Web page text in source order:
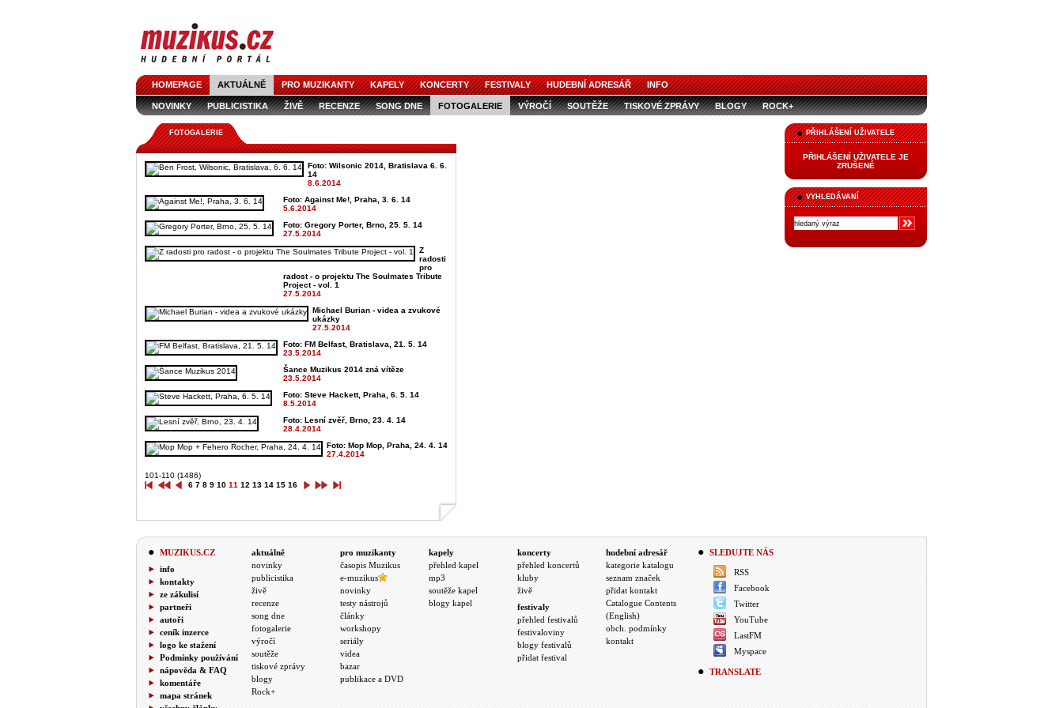
HOMEPAGE AKTUÁLNĚ PRO MUZIKANTY KAPELY KONCERTY FESTIVALY HUDEBNÍ ADRESÁŘ INFO
NOVINKY PUBLICISTIKA ŽIVĚ RECENZE SONG DNE FOTOGALERIE VÝROČÍ SOUTĚŽE TISKOVÉ ZPRÁVY BLOGY ROCK+
PŘIHLÁŠENÍ UŽIVATELE
PŘIHLÁŠENÍ UŽIVATELE JE
ZRUŠENÉ
VYHLEDÁVANÍ
FOTOGALERIE
Foto: Wilsonic 2014, Bratislava 6. 6.
14
8.6.2014
Foto: Against Me!, Praha, 3. 6. 14
5.6.2014
Foto: Gregory Porter, Brno, 25. 5. 14
27.5.2014
Z
radosti
pro
radost - o projektu The Soulmates Tribute
Project - vol. 1
27.5.2014
Michael Burian - videa a zvukové
ukázky
27.5.2014
Foto: FM Belfast, Bratislava, 21. 5. 14
23.5.2014
Šance Muzikus 2014 zná vítěze
23.5.2014
Foto: Steve Hackett, Praha, 6. 5. 14
8.5.2014
Foto: Lesní zvěř, Brno, 23. 4. 14
28.4.2014
Foto: Mop Mop, Praha, 24. 4. 14
27.4.2014
101-110 (1486)
6 7 8 9 10 11 12 13 14 15 16
MUZIKUS.CZ
info
kontakty
ze zákulisí
partneři
autoři
ceník inzerce
logo ke stažení
Podmínky používání
nápověda & FAQ
komentáře
mapa stránek
aktuálně
novinky
publicistika
živě
recenze
song dne
fotogalerie
výročí
soutěže
tiskové zprávy
blogy
Rock+
pro muzikanty
časopis Muzikus
e-muzikus
novinky
testy nástrojů
články
workshopy
seriály
videa
bazar
publikace a DVD
kapely
přehled kapel
mp3
soutěže kapel
blogy kapel
koncerty
přehled koncertů
kluby
živě
festivaly
přehled festivalů
festivaloviny
blogy festivalů
přidat festival
hudební adresář
kategorie katalogu
seznam značek
přidat kontakt
Catalogue Contents
(English)
obch. podmínky
kontakt
SLEDUJTE NÁS
RSS
Facebook
Twitter
YouTube
LastFM
Myspace
TRANSLATE